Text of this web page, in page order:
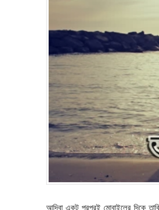
আদিবা একটু পরপরই মোবাইলের দিকে